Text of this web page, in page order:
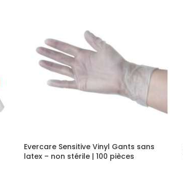
Evercare Sensitive Vinyl Gants sans
latex – non stérile | 100 pièces